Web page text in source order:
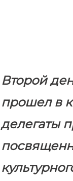
Второй
прошел в
делегаты